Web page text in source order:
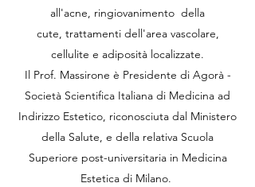
all'acne, ringiovanimento della
cute, trattamenti dell'area vascolare,
cellulite e adiposità localizzate.
Il Prof. Massirone è Presidente di Agorà -
Società Scientifica Italiana di Medicina ad
Indirizzo Estetico, riconosciuta dal Ministero
della Salute, e della relativa Scuola
Superiore post-universitaria in Medicina
Estetica di Milano.